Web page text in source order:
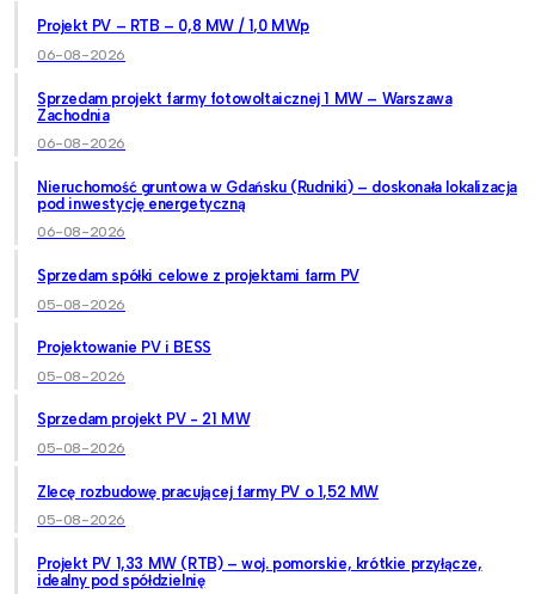
Projekt PV – RTB – 0,8 MW / 1,0 MWp
06-08-2026
Sprzedam projekt farmy fotowoltaicznej 1 MW – Warszawa
Zachodnia
06-08-2026
Nieruchomość gruntowa w Gdańsku (Rudniki) – doskonała lokalizacja
pod inwestycję energetyczną
06-08-2026
Sprzedam spółki celowe z projektami farm PV
05-08-2026
Projektowanie PV i BESS
05-08-2026
Sprzedam projekt PV - 21 MW
05-08-2026
Zlecę rozbudowę pracującej farmy PV o 1,52 MW
05-08-2026
Projekt PV 1,33 MW (RTB) – woj. pomorskie, krótkie przyłącze,
idealny pod spółdzielnię